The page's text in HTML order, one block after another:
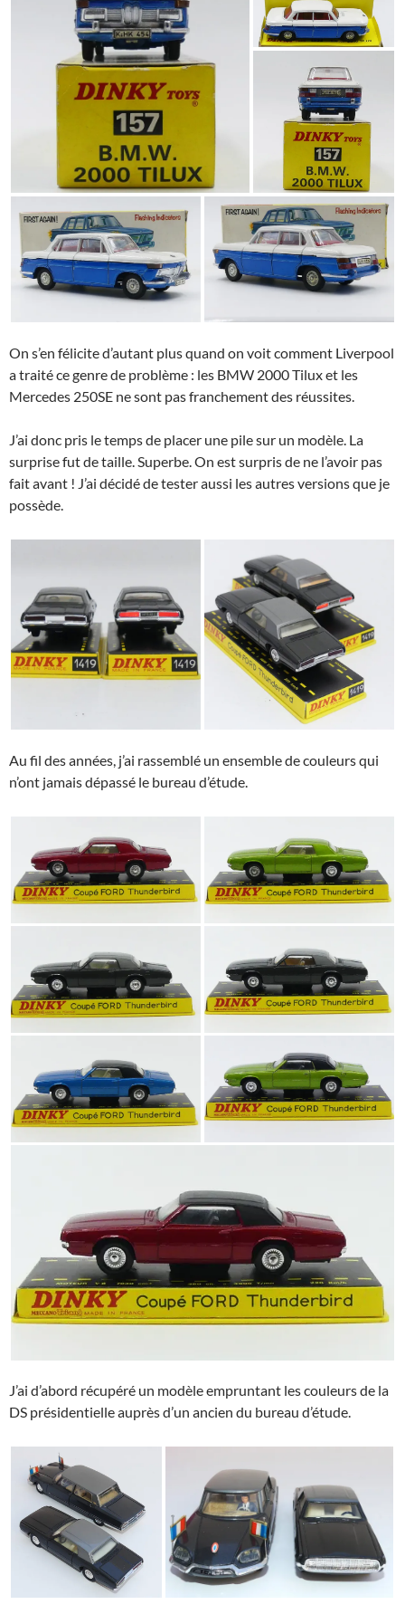
On s’en félicite d’autant plus quand on voit comment Liverpool
a traité ce genre de problème : les BMW 2000 Tilux et les
Mercedes 250SE ne sont pas franchement des réussites.
J’ai donc pris le temps de placer une pile sur un modèle. La
surprise fut de taille. Superbe. On est surpris de ne l’avoir pas
fait avant ! J’ai décidé de tester aussi les autres versions que je
possède.
Au fil des années, j’ai rassemblé un ensemble de couleurs qui
n’ont jamais dépassé le bureau d’étude.
J’ai d’abord récupéré un modèle empruntant les couleurs de la
DS présidentielle auprès d’un ancien du bureau d’étude.